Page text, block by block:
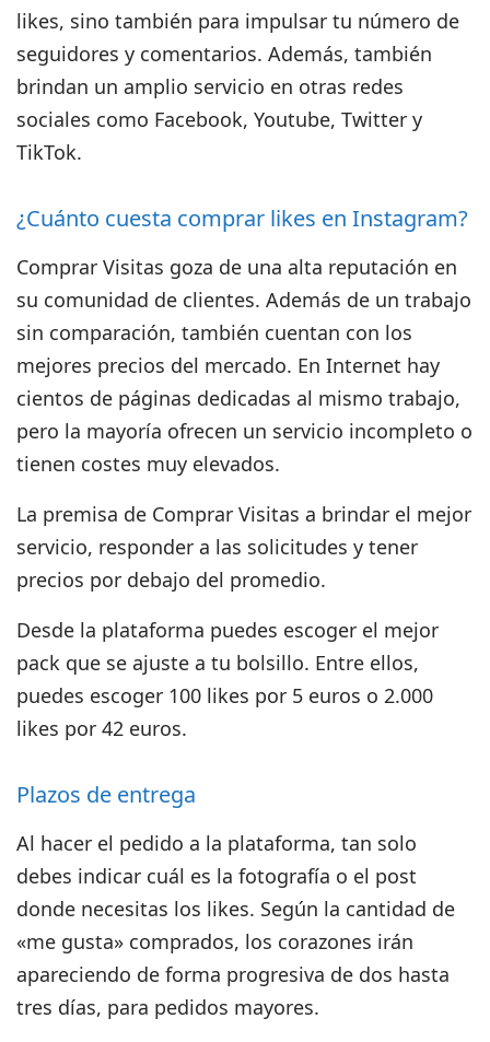
likes, sino también para impulsar tu número de
seguidores y comentarios. Además, también
brindan un amplio servicio en otras redes
sociales como Facebook, Youtube, Twitter y
TikTok.
¿Cuánto cuesta comprar likes en Instagram?
Comprar Visitas goza de una alta reputación en
su comunidad de clientes. Además de un trabajo
sin comparación, también cuentan con los
mejores precios del mercado. En Internet hay
cientos de páginas dedicadas al mismo trabajo,
pero la mayoría ofrecen un servicio incompleto o
tienen costes muy elevados.
La premisa de Comprar Visitas a brindar el mejor
servicio, responder a las solicitudes y tener
precios por debajo del promedio.
Desde la plataforma puedes escoger el mejor
pack que se ajuste a tu bolsillo. Entre ellos,
puedes escoger 100 likes por 5 euros o 2.000
likes por 42 euros.
Plazos de entrega
Al hacer el pedido a la plataforma, tan solo
debes indicar cuál es la fotografía o el post
donde necesitas los likes. Según la cantidad de
«me gusta» comprados, los corazones irán
apareciendo de forma progresiva de dos hasta
tres días, para pedidos mayores.